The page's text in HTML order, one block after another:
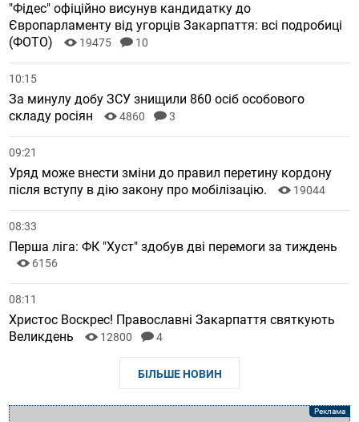
"Фідес" офіційно висунув кандидатку до
Європарламенту від угорців Закарпаття: всі подробиці
(ФОТО)
19475 10
10:15
За минулу добу ЗСУ знищили 860 осіб особового
складу росіян
4860 3
09:21
Уряд може внести зміни до правил перетину кордону
після вступу в дію закону про мобілізацію.
19044
08:33
Перша ліга: ФК "Хуст" здобув дві перемоги за тиждень
6156
08:11
Христос Воскрес! Православні Закарпаття святкують
Великдень
12800 4
БІЛЬШЕ НОВИН